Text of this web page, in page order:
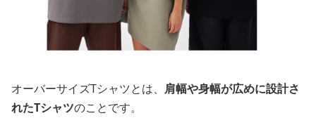
オーバーサイズTシャツとは、 肩幅や身幅が広めに設計さ
れたTシャツのことです。